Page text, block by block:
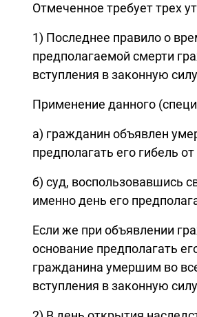
Отмеченное требует трех
1) Последнее правило о
предполагаемой смерти
вступления в законную
Применение данного
а) гражданин объявлен
предполагать его гибель
б) суд, воспользовавшись
именно день его
Если же при объявлении
основание предполагать
гражданина умершим во
вступления в законную